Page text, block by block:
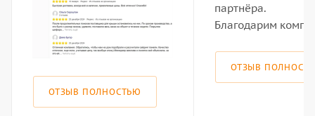
ОТЗЫВ ПОЛНОСТЬЮ
партнёра.
Благодарим
ОТЗЫВ